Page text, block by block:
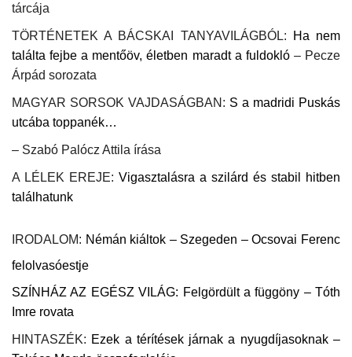
tárcája
TÖRTÉNETEK A BÁCSKAI TANYAVILÁGBÓL:
Ha nem
találta fejbe a mentőöv, életben maradt a fuldokló – Pecze
Árpád sorozata
MAGYAR SORSOK VAJDASÁGBAN: S a madridi Puskás
utcába toppanék…
– Szabó Palócz Attila írása
A LÉLEK EREJE: Vigasztalásra a szilárd és stabil hitben
találhatunk
IRODALOM: Némán kiáltok – Szegeden –Ocsovai Ferenc
felolvasóestje
SZÍNHÁZ AZ EGÉSZ VILÁG: Felgördült a függöny – Tóth
Imre rovata
HINTASZÉK: Ezek a térítések járnak a nyugdíjasoknak –